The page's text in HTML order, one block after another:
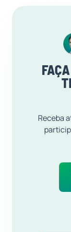
Receba